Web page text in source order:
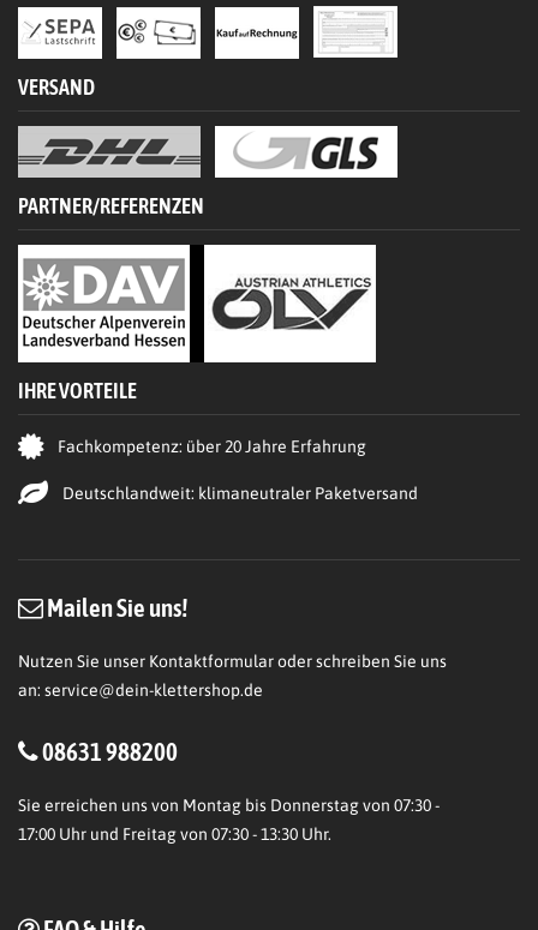
VERSAND
PARTNER/REFERENZEN
IHRE VORTEILE
Fachkompetenz: über 20 Jahre Erfahrung
Deutschlandweit: klimaneutraler Paketversand
Mailen Sie uns!
Nutzen Sie unser Kontaktformular oder schreiben Sie uns
an: service@dein-klettershop.de
08631 988200
Sie erreichen uns von Montag bis Donnerstag von 07:30 -
17:00 Uhr und Freitag von 07:30 - 13:30 Uhr.